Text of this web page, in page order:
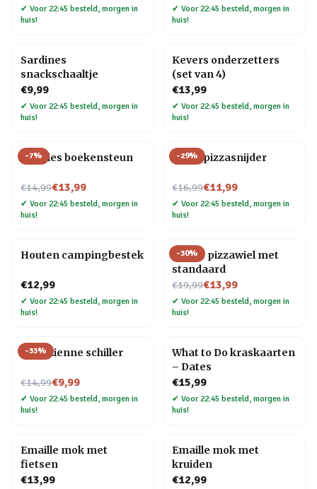
✔ Voor 22:45 besteld, morgen in
huis!
✔ Voor 22:45 besteld, morgen in
huis!
Sardines
snackschaaltje
€9,99
✔ Voor 22:45 besteld, morgen in
huis!
Kevers onderzetters
(set van 4)
€13,99
✔ Voor 22:45 besteld, morgen in
huis!
-7%
Noodles boekensteun
€14,99
Nu voor€13,99
✔ Voor 22:45 besteld, morgen in
huis!
-29%
Elpee pizzasnijder
€16,99
Nu voor€11,99
✔ Voor 22:45 besteld, morgen in
huis!
Houten campingbestek
€12,99
✔ Voor 22:45 besteld, morgen in
huis!
-30%
Gitaar pizzawiel met
standaard
€19,99
Nu voor€13,99
✔ Voor 22:45 besteld, morgen in
huis!
-33%
Kat Julienne schiller
€14,99
Nu voor€9,99
✔ Voor 22:45 besteld, morgen in
huis!
What to Do kraskaarten
– Dates
€15,99
✔ Voor 22:45 besteld, morgen in
huis!
Emaille mok met
fietsen
€13,99
Emaille mok met
kruiden
€12,99